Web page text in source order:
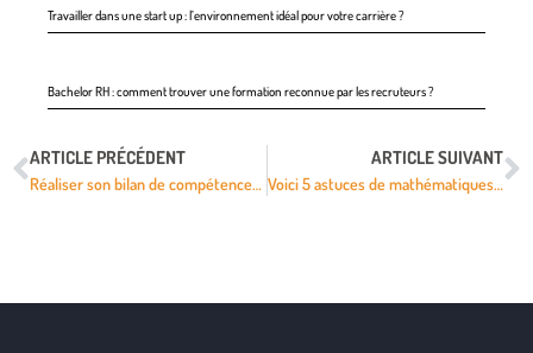
Travailler dans une start up : l’environnement idéal pour votre carrière ?
Bachelor RH : comment trouver une formation reconnue par les recruteurs ?
ARTICLE PRÉCÉDENT
Réaliser son bilan de compétences : 5 informations à retenir
ARTICLE SUIVANT
Voici 5 astuces de mathématiques mentales que j’ai enseignées à mes enfants !